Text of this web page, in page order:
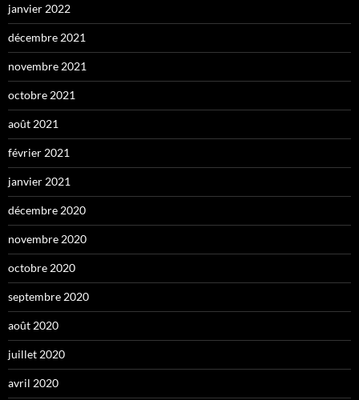
janvier 2022
décembre 2021
novembre 2021
octobre 2021
août 2021
février 2021
janvier 2021
décembre 2020
novembre 2020
octobre 2020
septembre 2020
août 2020
juillet 2020
avril 2020